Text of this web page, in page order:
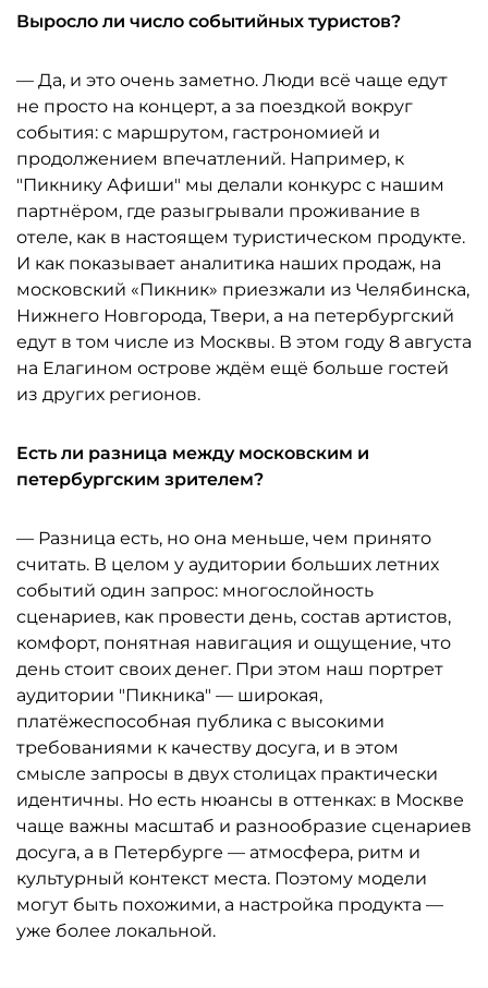
Выросло ли число событийных туристов?
— Да, и это очень заметно. Люди всё чаще едут
не просто на концерт, а за поездкой вокруг
события: с маршрутом, гастрономией и
продолжением впечатлений. Например, к
"Пикнику Афиши" мы делали конкурс с нашим
партнёром, где разыгрывали проживание в
отеле, как в настоящем туристическом продукте.
И как показывает аналитика наших продаж, на
московский «Пикник» приезжали из Челябинска,
Нижнего Новгорода, Твери, а на петербургский
едут в том числе из Москвы. В этом году 8 августа
на Елагином острове ждём ещё больше гостей
из других регионов.
Есть ли разница между московским и
петербургским зрителем?
— Разница есть, но она меньше, чем принято
считать. В целом у аудитории больших летних
событий один запрос: многослойность
сценариев, как провести день, состав артистов,
комфорт, понятная навигация и ощущение, что
день стоит своих денег. При этом наш портрет
аудитории "Пикника" — широкая,
платёжеспособная публика с высокими
требованиями к качеству досуга, и в этом
смысле запросы в двух столицах практически
идентичны. Но есть нюансы в оттенках: в Москве
чаще важны масштаб и разнообразие сценариев
досуга, а в Петербурге — атмосфера, ритм и
культурный контекст места. Поэтому модели
могут быть похожими, а настройка продукта —
уже более локальной.